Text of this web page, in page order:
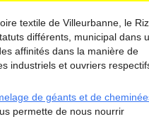
textile de Villeurbanne, le
différents, municipal dans
affinités dans la manière de
industriels et ouvriers
de géants et de
permette de nous nourrir